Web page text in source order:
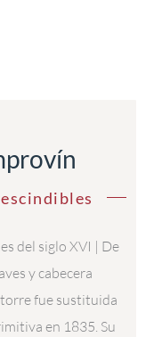
del siglo XVI | De
y cabecera
torre fue sustituida
en 1835. Su